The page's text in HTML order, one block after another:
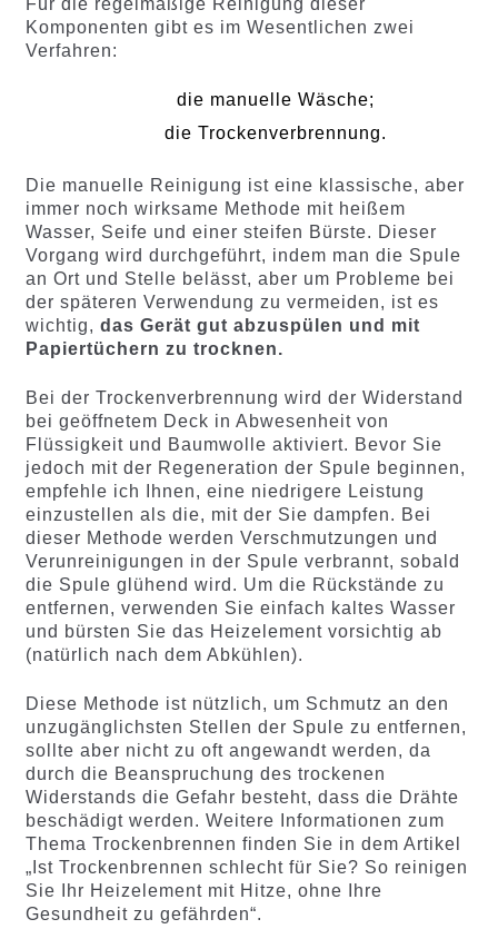
Für die regelmäßige Reinigung dieser
Komponenten gibt es im Wesentlichen zwei
Verfahren:
die manuelle Wäsche;
die Trockenverbrennung.
Die manuelle Reinigung ist eine klassische, aber
immer noch wirksame Methode mit heißem
Wasser, Seife und einer steifen Bürste. Dieser
Vorgang wird durchgeführt, indem man die Spule
an Ort und Stelle belässt, aber um Probleme bei
der späteren Verwendung zu vermeiden, ist es
wichtig, das Gerät gut abzuspülen und mit
Papiertüchern zu trocknen.
Bei der Trockenverbrennung wird der Widerstand
bei geöffnetem Deck in Abwesenheit von
Flüssigkeit und Baumwolle aktiviert. Bevor Sie
jedoch mit der Regeneration der Spule beginnen,
empfehle ich Ihnen, eine niedrigere Leistung
einzustellen als die, mit der Sie dampfen. Bei
dieser Methode werden Verschmutzungen und
Verunreinigungen in der Spule verbrannt, sobald
die Spule glühend wird. Um die Rückstände zu
entfernen, verwenden Sie einfach kaltes Wasser
und bürsten Sie das Heizelement vorsichtig ab
(natürlich nach dem Abkühlen).
Diese Methode ist nützlich, um Schmutz an den
unzugänglichsten Stellen der Spule zu entfernen,
sollte aber nicht zu oft angewandt werden, da
durch die Beanspruchung des trockenen
Widerstands die Gefahr besteht, dass die Drähte
beschädigt werden. Weitere Informationen zum
Thema Trockenbrennen finden Sie in dem Artikel
„Ist Trockenbrennen schlecht für Sie? So reinigen
Sie Ihr Heizelement mit Hitze, ohne Ihre
Gesundheit zu gefährden“.